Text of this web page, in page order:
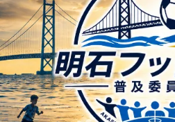
映像・映画
ビジネス・起業
まちづくり・地域活性化